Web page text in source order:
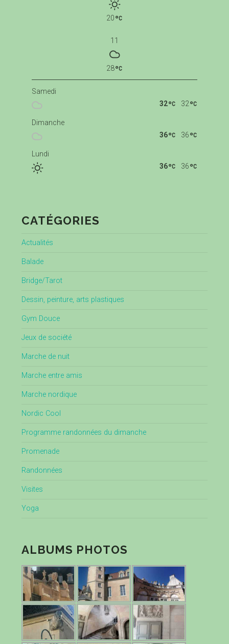
20
11
28
Samedi
32
32
Dimanche
36
36
Lundi
36
36
CATÉGORIES
Actualités
Balade
Bridge/Tarot
Dessin, peinture, arts plastiques
Gym Douce
Jeux de société
Marche de nuit
Marche entre amis
Marche nordique
Nordic Cool
Programme randonnées du dimanche
Promenade
Randonnées
Visites
Yoga
ALBUMS PHOTOS